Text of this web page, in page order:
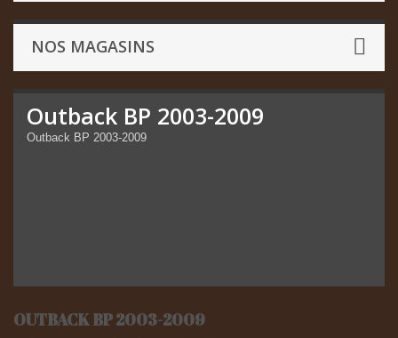
NOS MAGASINS
Outback BP 2003-2009
Outback BP 2003-2009
OUTBACK BP 2003-2009